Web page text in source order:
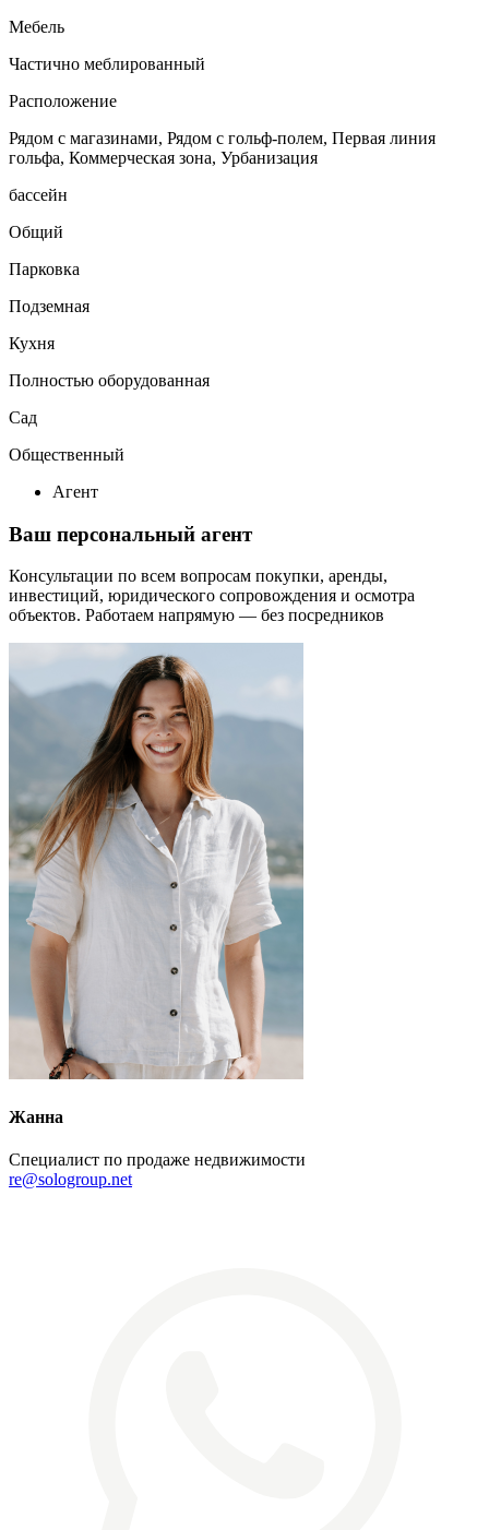
Мебель
Частично меблированный
Расположение
Рядом с магазинами, Рядом с гольф-полем, Первая линия
гольфа, Коммерческая зона, Урбанизация
бассейн
Общий
Парковка
Подземная
Кухня
Полностью оборудованная
Сад
Общественный
Агент
Ваш персональный агент
Консультации по всем вопросам покупки, аренды,
инвестиций, юридического сопровождения и осмотра
объектов. Работаем напрямую — без посредников
Жанна
Специалист по продаже недвижимости
re@sologroup.net